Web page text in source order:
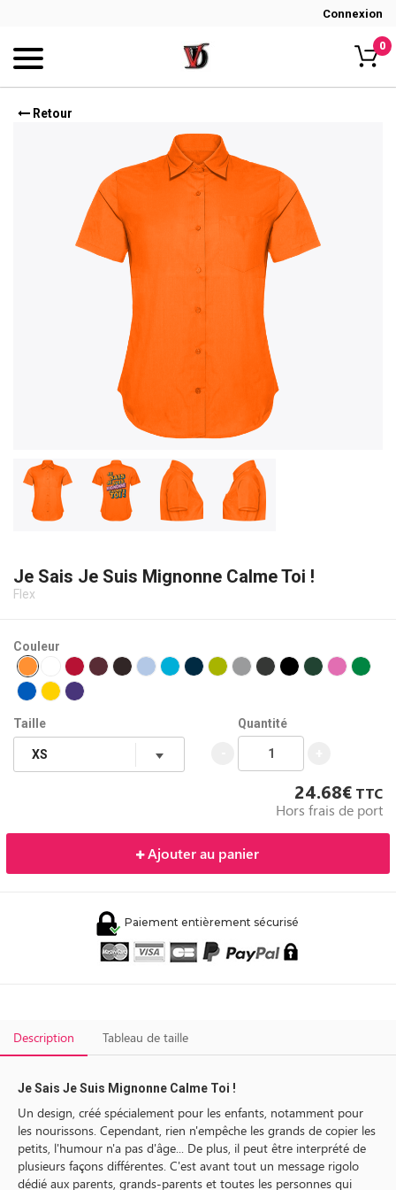
Connexion
0
Retour
Je Sais Je Suis Mignonne Calme Toi !
Flex
Couleur
Taille Quantité
24.68€ TTC
Hors frais de port
Ajouter au panier
Paiement entièrement sécurisé
Description Tableau de taille
Je Sais Je Suis Mignonne Calme Toi !
Un design, créé spécialement pour les enfants, notamment pour
les nourissons. Cependant, rien n'empêche les grands de copier les
petits, l'humour n'a pas d'âge... De plus, il peut être interprété de
plusieurs façons différentes. C'est avant tout un message rigolo
dédié aux parents, grands-parents et toutes les personnes qui